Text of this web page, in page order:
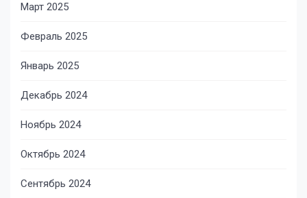
Март 2025
Февраль 2025
Январь 2025
Декабрь 2024
Ноябрь 2024
Октябрь 2024
Сентябрь 2024